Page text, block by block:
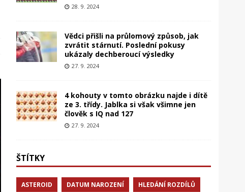
28. 9. 2024
Vědci přišli na průlomový způsob, jak
zvrátit stárnutí. Poslední pokusy
ukázaly dechberoucí výsledky
27. 9. 2024
4 kohouty v tomto obrázku najde i dítě
ze 3. třídy. Jablka si však všimne jen
člověk s IQ nad 127
27. 9. 2024
ŠTÍTKY
ASTEROID DATUM NAROZENÍ HLEDÁNÍ ROZDÍLŮ